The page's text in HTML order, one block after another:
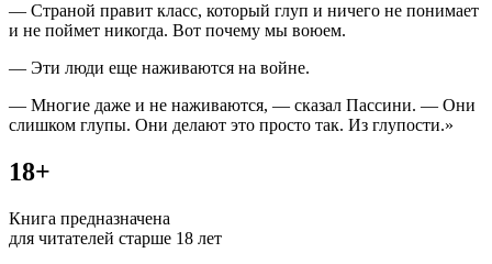
— Страной правит класс, который глуп и ничего не понимает
и не поймет никогда. Вот почему мы воюем.
— Эти люди еще наживаются на войне.
— Многие даже и не наживаются, — сказал Пассини. — Они
слишком глупы. Они делают это просто так. Из глупости.»
18+
Книга предназначена
для читателей старше 18 лет